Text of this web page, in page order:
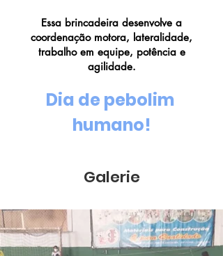
Essa brincadeira desenvolve a
coordenação motora, lateralidade,
trabalho em equipe, potência e
agilidade.
Dia de pebolim
humano!
Galerie